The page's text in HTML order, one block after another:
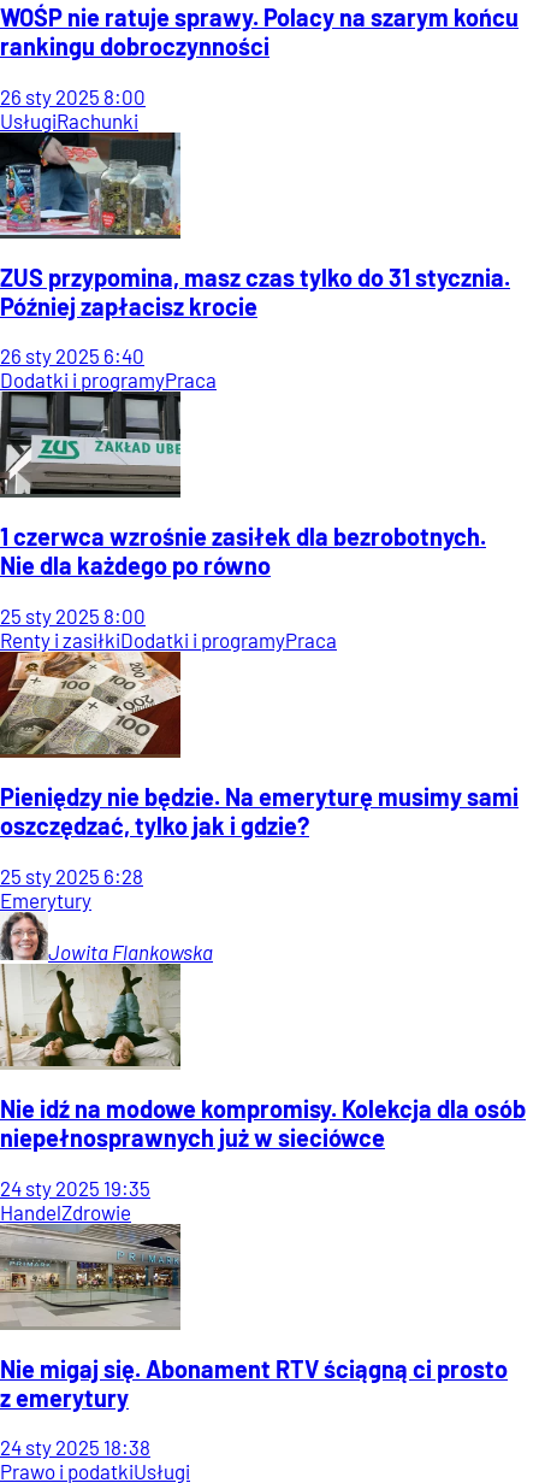
WOŚP nie ratuje sprawy. Polacy na szarym końcu
rankingu dobroczynności
26 sty 2025 8:00
UsługiRachunki
ZUS przypomina, masz czas tylko do 31 stycznia.
Później zapłacisz krocie
26 sty 2025 6:40
Dodatki i programyPraca
1 czerwca wzrośnie zasiłek dla bezrobotnych.
Nie dla każdego po równo
25 sty 2025 8:00
Renty i zasiłkiDodatki i programyPraca
Pieniędzy nie będzie. Na emeryturę musimy sami
oszczędzać, tylko jak i gdzie?
25 sty 2025 6:28
Emerytury
Jowita Flankowska
Nie idź na modowe kompromisy. Kolekcja dla osób
niepełnosprawnych już w sieciówce
24 sty 2025 19:35
HandelZdrowie
Nie migaj się. Abonament RTV ściągną ci prosto
z emerytury
24 sty 2025 18:38
Prawo i podatkiUsługi